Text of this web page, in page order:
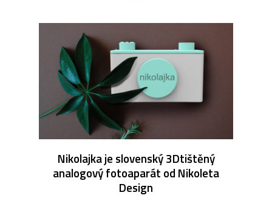
Nikolajka je slovenský 3Dtištěný
analogový fotoaparát od Nikoleta
Design